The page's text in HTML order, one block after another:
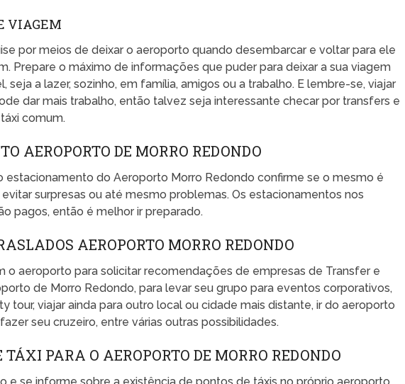
VIAGEM
por meios de deixar o aeroporto quando desembarcar e voltar para ele
Prepare o máximo de informações que puder para deixar a sua viagem
seja a lazer, sozinho, em família, amigos ou a trabalho. E lembre-se, viajar
dar mais trabalho, então talvez seja interessante checar por transfers e
comum.
AEROPORTO DE MORRO REDONDO
estacionamento do Aeroporto Morro Redondo confirme se o mesmo é
surpresas ou até mesmo problemas. Os estacionamentos nos
pagos, então é melhor ir preparado.
AEROPORTO MORRO REDONDO
o aeroporto para solicitar recomendações de empresas de Transfer e
de Morro Redondo, para levar seu grupo para eventos corporativos,
tour, viajar ainda para outro local ou cidade mais distante, ir do aeroporto
seu cruzeiro, entre várias outras possibilidades.
TÁXI PARA O AEROPORTO DE MORRO REDONDO
e se informe sobre a existência de pontos de táxis no próprio aeroporto,